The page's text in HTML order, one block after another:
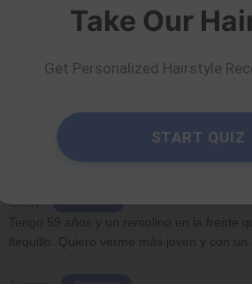
30 peinados bonitos,
cabello largo
por Nkeiruka Obiwulu
Comentarios
Cindy
Tengo 59 años y un remolino en la frente
flequillo. Quiero verme más joven y con
Take Our
Get Personalized Hairstyle
START QUIZ